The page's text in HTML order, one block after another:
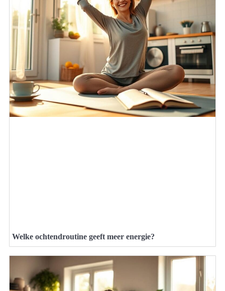
Welke ochtendroutine geeft meer energie?